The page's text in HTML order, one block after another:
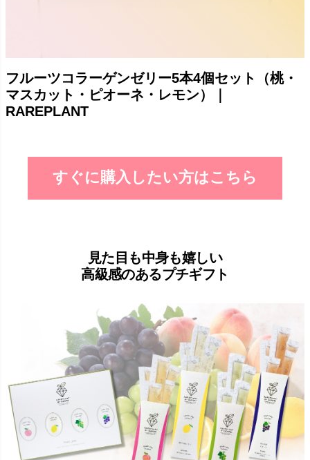
フルーツコラーゲンゼリー5本4個セット（桃・
マスカット・ピオーネ・レモン）｜
RAREPLANT
すぐに購入したい方はこちら
見た目も中身も嬉しい
高級感のあるプチギフト